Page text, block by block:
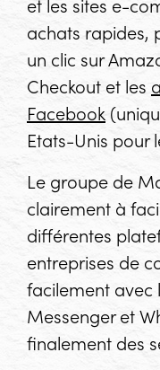
achats rapides,
un clic sur
Checkout et les
Facebook
Etats-Unis pour
Le groupe de
clairement à
différentes
entreprises de
facilement avec
Messenger et
finalement des